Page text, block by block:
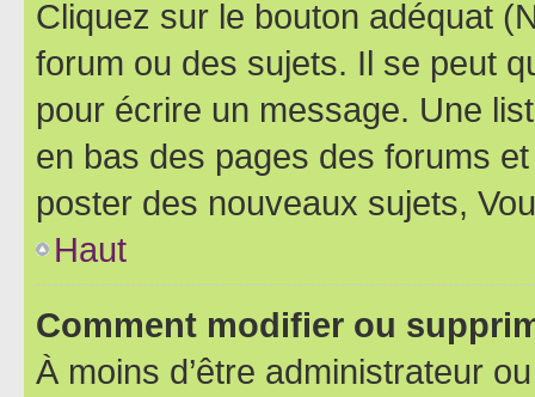
Cliquez sur le bouton adéquat
forum ou des sujets. Il se peut
pour écrire un message. Une
en bas des pages des forums
poster des nouveaux sujets,
Haut
Comment modifier ou
À moins d’être administrateur